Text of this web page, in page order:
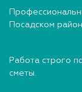
Посадском
Работа строго
сметы.